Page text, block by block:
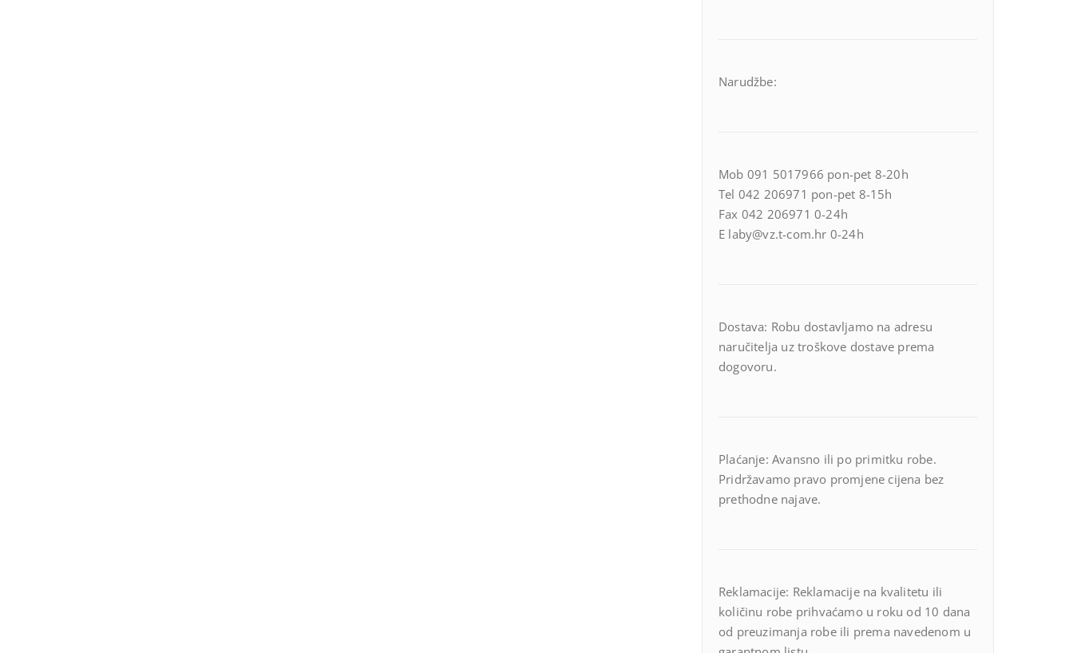
Narudžbe:
Mob 091 5017966 pon-pet 8-20h
Tel 042 206971 pon-pet 8-15h
Fax 042 206971 0-24h
E laby@vz.t-com.hr 0-24h
Dostava: Robu dostavljamo na adresu
naručitelja uz troškove dostave prema
dogovoru.
Plaćanje: Avansno ili po primitku robe.
Pridržavamo pravo promjene cijena bez
prethodne najave.
Reklamacije: Reklamacije na kvalitetu ili
količinu robe prihvaćamo u roku od 10 dana
od preuzimanja robe ili prema navedenom u